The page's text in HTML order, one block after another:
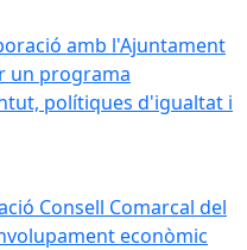
amb l'Ajuntament
un programa
polítiques d'igualtat i
Consell Comarcal del
econòmic